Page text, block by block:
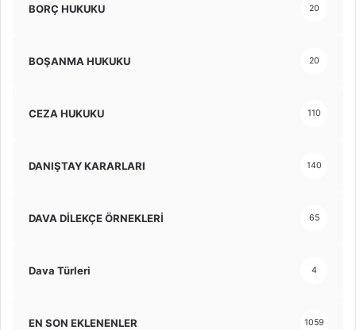
BORÇ HUKUKU 20
BOŞANMA HUKUKU 20
CEZA HUKUKU 110
DANIŞTAY KARARLARI 140
DAVA DİLEKÇE ÖRNEKLERİ 65
Dava Türleri 4
EN SON EKLENENLER 1059